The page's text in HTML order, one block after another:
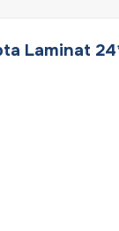
Laminat